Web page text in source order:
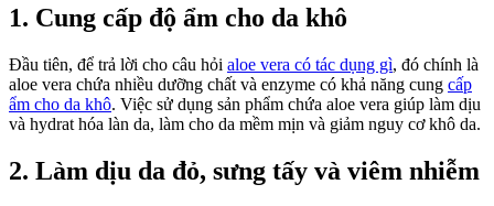
trình
chăm
sắc
đẹp
1. Cung cấp độ ẩm cho da khô
Đầu tiên, để trả lời cho câu hỏi aloe vera có tác dụng gì, đó chính là
aloe vera chứa nhiều dưỡng chất và enzyme có khả năng cung cấp
ẩm cho da khô. Việc sử dụng sản phẩm chứa aloe vera giúp làm dịu
và hydrat hóa làn da, làm cho da mềm mịn và giảm nguy cơ khô da.
2. Làm dịu da đỏ, sưng tấy và viêm nhiễm